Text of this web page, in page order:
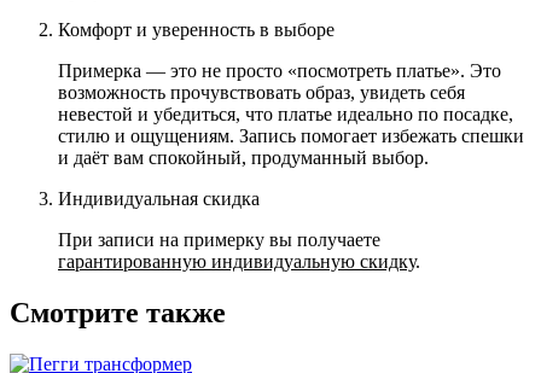
Комфорт и уверенность в выборе
Примерка — это не просто «посмотреть платье». Это
возможность прочувствовать образ, увидеть себя
невестой и убедиться, что платье идеально по посадке,
стилю и ощущениям. Запись помогает избежать спешки
и даёт вам спокойный, продуманный выбор.
Индивидуальная скидка
При записи на примерку вы получаете
гарантированную индивидуальную скидку.
Смотрите также